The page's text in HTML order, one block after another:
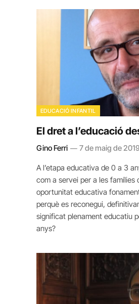
EDUCACIÓ INFANTIL
El dret a l’educació
Gino Ferri 7 de maig de
A l’etapa educativa de 0 a 3
com a servei per a les famílies
oportunitat educativa
perquè es reconegui,
significat plenament educatiu
anys?